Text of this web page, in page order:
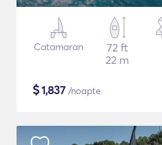
Catamaran
72 ft
22 m
$1,837 /noapte